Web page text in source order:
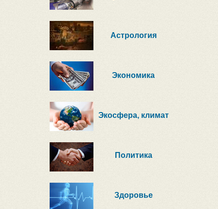
Астрология
Экономика
Экосфера, климат
Политика
Здоровье